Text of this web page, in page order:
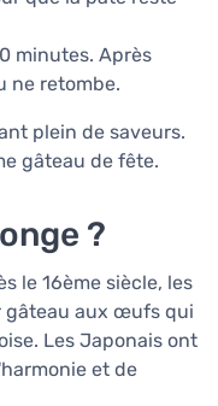
minutes. Après
ne retombe.
plein de saveurs.
gâteau de fête.
?
le 16ème siècle, les
gâteau aux œufs qui
Les Japonais ont
et de